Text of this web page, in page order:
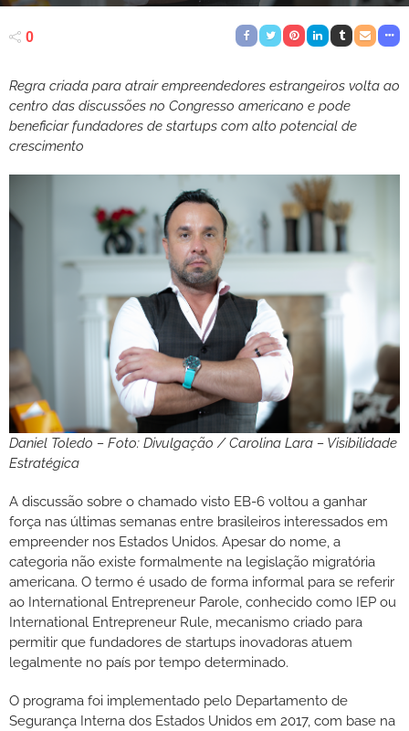
0
Regra criada para atrair empreendedores estrangeiros volta ao
centro das discussões no Congresso americano e pode
beneficiar fundadores de startups com alto potencial de
crescimento
Daniel Toledo – Foto: Divulgação / Carolina Lara – Visibilidade
Estratégica
A discussão sobre o chamado visto EB-6 voltou a ganhar
força nas últimas semanas entre brasileiros interessados em
empreender nos Estados Unidos. Apesar do nome, a
categoria não existe formalmente na legislação migratória
americana. O termo é usado de forma informal para se referir
ao International Entrepreneur Parole, conhecido como IEP ou
International Entrepreneur Rule, mecanismo criado para
permitir que fundadores de startups inovadoras atuem
legalmente no país por tempo determinado.
O programa foi implementado pelo Departamento de
Segurança Interna dos Estados Unidos em 2017, com base na